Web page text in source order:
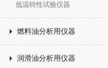
低温特性试验仪器
燃料油分析用仪器
润滑油分析用仪器